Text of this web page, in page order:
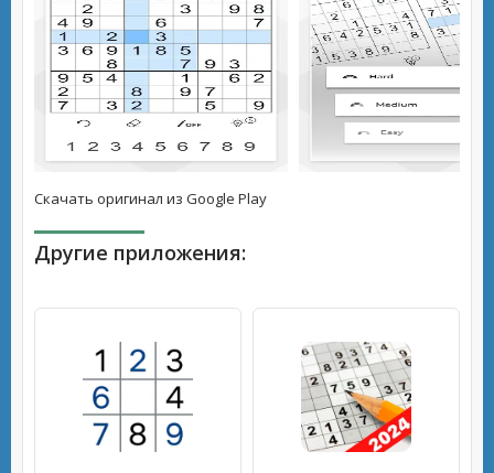
Скачать оригинал из Google Play
Другие приложения: